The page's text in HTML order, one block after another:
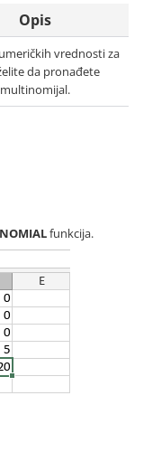
Opis
vrednosti za
da pronađete
multinomijal.
funkcija.